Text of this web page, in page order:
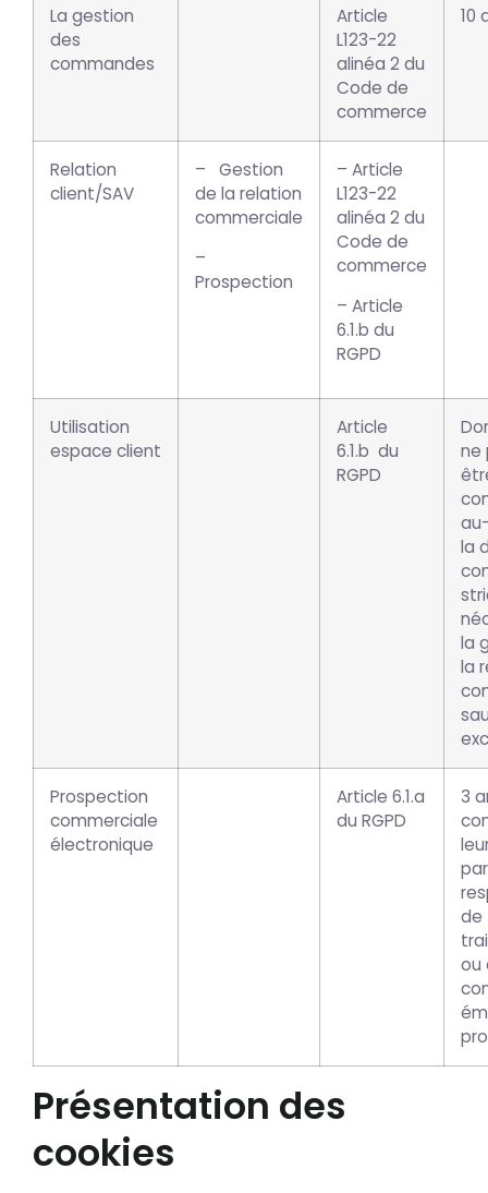
La gestion
des
commandes
Article
L123-22
alinéa 2 du
Code de
commerce
10
Relation
client/SAV
– Gestion
de la relation
commerciale
–
Prospection
– Article
L123-22
alinéa 2 du
Code de
commerce
– Article
6.1.b du
RGPD
Utilisation
espace client
Article
6.1.b du
RGPD
ne
la
la
la
Prospection
commerciale
électronique
Article 6.1.a
du RGPD
3
de
ou
Présentation des
cookies